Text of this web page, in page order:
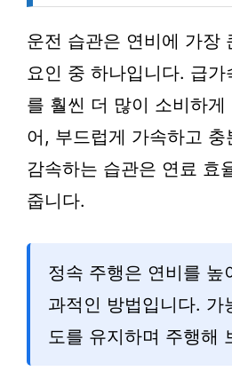
운전 습관은 연비에 가장
요인 중 하나입니다. 급
를 훨씬 더 많이 소비하
어, 부드럽게 가속하고
감속하는 습관은 연료 효
줍니다.
정속 주행은 연비를 높
과적인 방법입니다. 가
도를 유지하며 주행해